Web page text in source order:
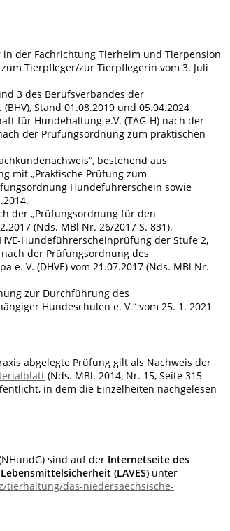
der Fachrichtung Tierheim und Tierpension
Tierpfleger/zur Tierpflegerin vom 3. Juli
3 des Berufsverbandes der
Stand 01.08.2019 und 05.04.2024
für Hundehaltung e.V. (TAG-H) nach der
der Prüfungsordnung zum praktischen
bestehend aus
mit „Praktische Prüfung zum
Hundeführerschein sowie
der „Prüfungsordnung für den
(Nds. MBl Nr. 26/2017 S. 831).
Hundeführerscheinprüfung der Stufe 2,
der Prüfungsordnung des
V. (DHVE) vom 21.07.2017 (Nds. MBl Nr.
zur Durchführung des
Hundeschulen e. V.“ vom 25. 1. 2021
abgelegte Prüfung gilt als Nachweis der
(Nds. MBl. 2014, Nr. 15, Seite 315
in dem die Einzelheiten nachgelesen
sind auf der Internetseite des
(LAVES) unter
das-niedersaechsische-